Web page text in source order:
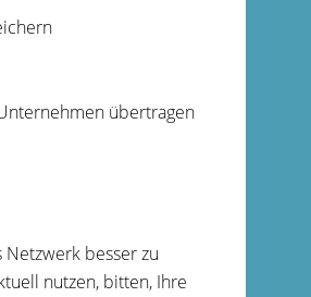
übertragen
besser zu
nutzen, bitten, Ihre